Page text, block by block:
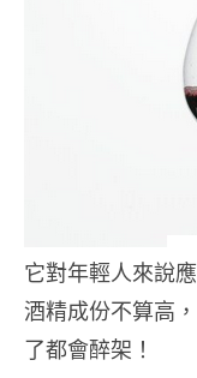
它對年輕人來說
酒精成份不算高
了都會醉架！